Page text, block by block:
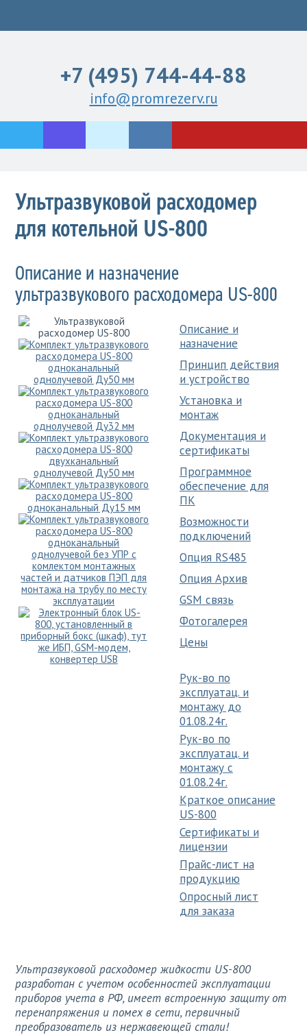
+7 (495) 744-44-88
info@promrezerv.ru
Ультразвуковой расходомер
для котельной US-800
Описание и назначение
ультразвукового расходомера US-800
Описание и
назначение
Принцип действия
и устройство
Установка и
монтаж
Документация и
сертификаты
Программное
обеспечение для
ПК
Возможности
подключений
Опция RS485
Опция Архив
GSM связь
Фотогалерея
Цены
Рук-во по
эксплуатац. и
монтажу до
01.08.24г.
Рук-во по
эксплуатац. и
монтажу c
01.08.24г.
Краткое описание
US-800
Сертификаты и
лицензии
Прайс-лист на
продукцию
Опросный лист
для заказа
Ультразвуковой расходомер жидкости US-800
разработан с учетом особенностей эксплуатации
приборов учета в РФ, имеет встроенную защиту от
перенапряжения и помех в сети, первичный
преобразователь из нержавеющей стали!